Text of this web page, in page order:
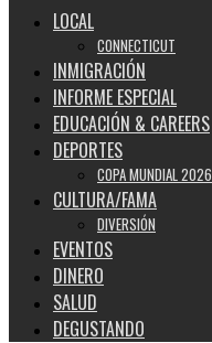
LOCAL
CONNECTICUT
INMIGRACIÓN
INFORME ESPECIAL
EDUCACIÓN & CAREERS
DEPORTES
COPA MUNDIAL 2026
CULTURA/FAMA
DIVERSIÓN
EVENTOS
DINERO
SALUD
DEGUSTANDO